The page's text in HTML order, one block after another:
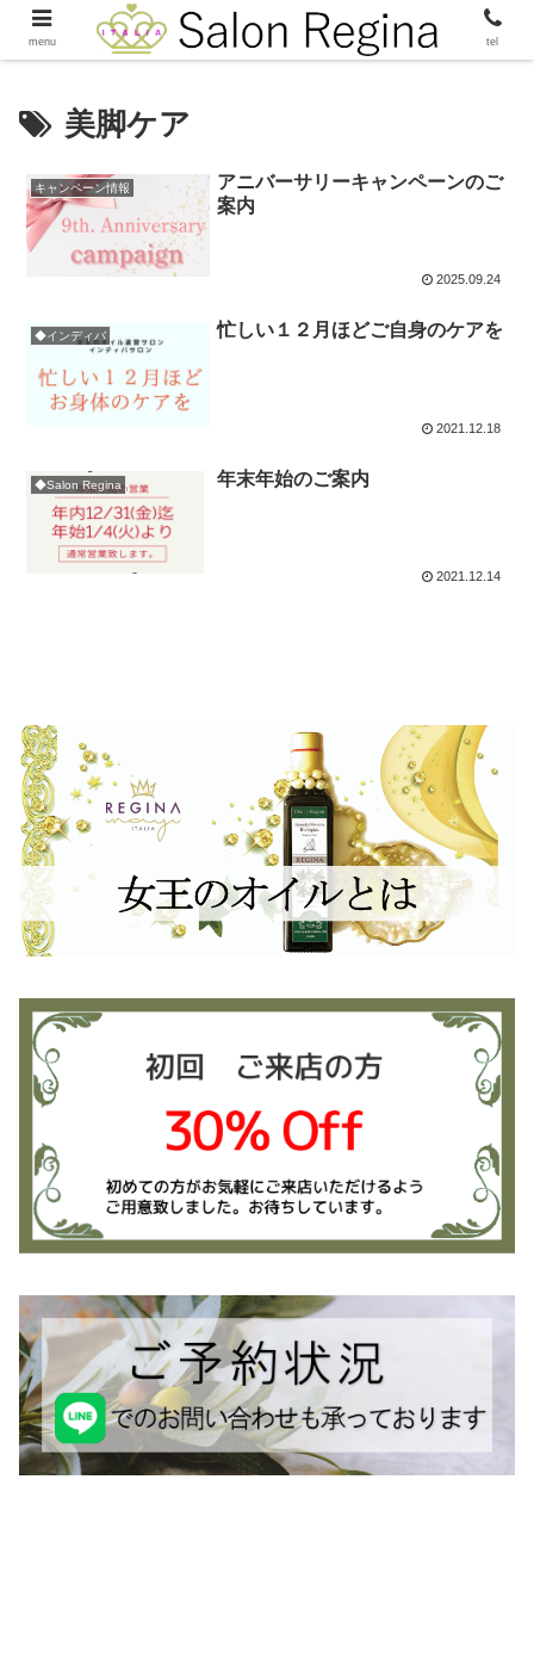
美脚ケア
キャンペーン情報
アニバーサリーキャンペーンのご
案内
2025.09.24
◆インディバ 忙しい１２月ほどご自身のケアを
2021.12.18
◆Salon Regina 年末年始のご案内
2021.12.14
menu tel